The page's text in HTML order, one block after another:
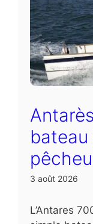
bateau
3 août 2026
L’Antares